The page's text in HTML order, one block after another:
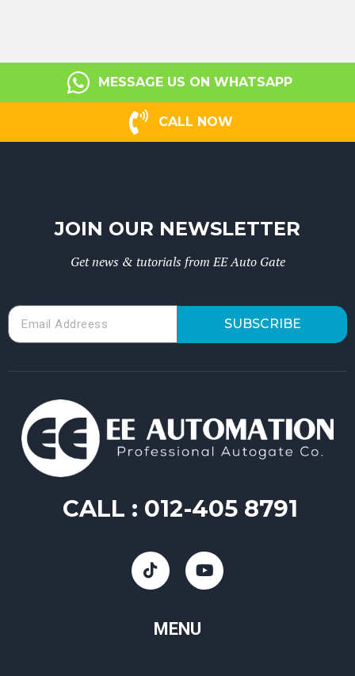
MESSAGE US ON WHATSAPP
CALL NOW
JOIN OUR NEWSLETTER
Get news & tutorials from EE Auto Gate
SUBSCRIBE
CALL : 012-405 8791
MENU